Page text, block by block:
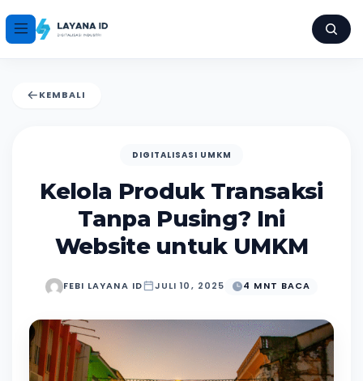
KEMBALI
DIGITALISASI UMKM
Kelola Produk Transaksi
Tanpa Pusing? Ini
Website untuk UMKM
FEBI LAYANA ID JULI 10, 2025 4 MNT BACA